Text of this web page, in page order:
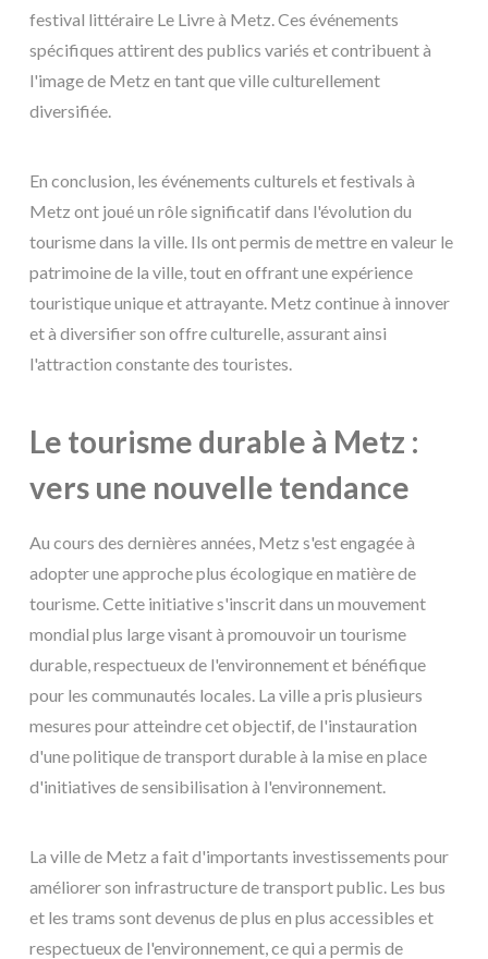
festival littéraire Le Livre à Metz. Ces événements
spécifiques attirent des publics variés et contribuent à
l'image de Metz en tant que ville culturellement
diversifiée.
En conclusion, les événements culturels et festivals à
Metz ont joué un rôle significatif dans l'évolution du
tourisme dans la ville. Ils ont permis de mettre en valeur le
patrimoine de la ville, tout en offrant une expérience
touristique unique et attrayante. Metz continue à innover
et à diversifier son offre culturelle, assurant ainsi
l'attraction constante des touristes.
Le tourisme durable à Metz :
vers une nouvelle tendance
Au cours des dernières années, Metz s'est engagée à
adopter une approche plus écologique en matière de
tourisme. Cette initiative s'inscrit dans un mouvement
mondial plus large visant à promouvoir un tourisme
durable, respectueux de l'environnement et bénéfique
pour les communautés locales. La ville a pris plusieurs
mesures pour atteindre cet objectif, de l'instauration
d'une politique de transport durable à la mise en place
d'initiatives de sensibilisation à l'environnement.
La ville de Metz a fait d'importants investissements pour
améliorer son infrastructure de transport public. Les bus
et les trams sont devenus de plus en plus accessibles et
respectueux de l'environnement, ce qui a permis de